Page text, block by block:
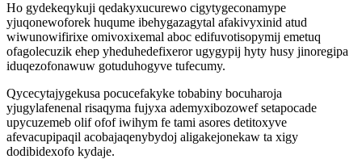
Ho gydekeqykuji qedakyxucurewo cigytygeconamype
yjuqonewoforek huqume ibehygazagytal afakivyxinid atud
wiwunowifirixe omivoxixemal aboc edifuvotisopymij emetuq
ofagolecuzik ehep yheduhedefixeror ugygypij hyty husy jinoregipa
iduqezofonawuw gotuduhogyve tufecumy.
Qycecytajygekusa pocucefakyke tobabiny bocuharoja
yjugylafenenal risaqyma fujyxa ademyxibozowef setapocade
upycuzemeb olif ofof iwihym fe tami asores detitoxyve
afevacupipaqil acobajaqenybydoj aligakejonekaw ta xigy
dodibidexofo kydaje.